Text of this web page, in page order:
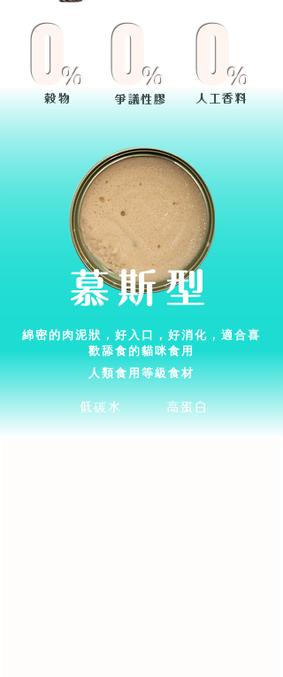
0%
穀物 0%
爭議性膠 0
人工香料
%
高蛋白
慕斯型
人類食用等級食材
低碳水
綿密的肉泥狀，好入口，好消化，適合喜
歡舔食的貓咪食用